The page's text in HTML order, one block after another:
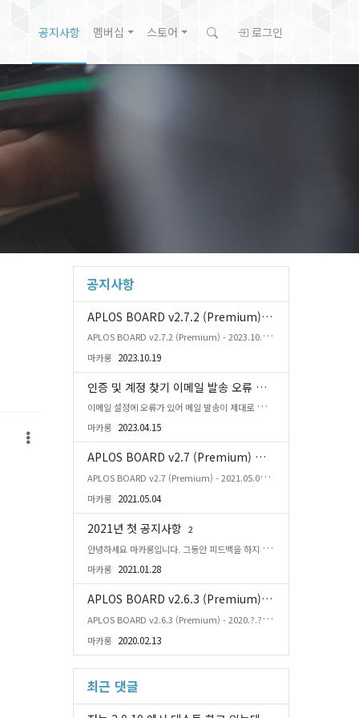
공지사항 멤버십 스토어 로그인
공지사항
APLOS BOARD v2.7.2 (Premium) 업데이트
APLOS BOARD v2.7.2 (Premium) - 2023.10.19
Update Logs ** Rhymix 2와 PHP 8.2에서 테스
트 했습니다. ** A...
마카롱 2023.10.19
인증 및 계정 찾기 이메일 발송 오류 해결
이메일 설정에 오류가 있어 메일 발송이 제대로 되지
않았습니다. 지금은 정상적으로 발송됩니다.
마카롱 2023.04.15
APLOS BOARD v2.7 (Premium) 업데이트
APLOS BOARD v2.7 (Premium) - 2021.05.04 U
pdate Logs ** Rhymix 2와 PHP 8.0에서 테스트
했습니다. ** Add...
마카롱 2021.05.04
2021년 첫 공지사항 2
안녕하세요 마카롱입니다. 그동안 피드백을 하지 못
한 부분에 대해서 죄송하다는 말씀을 드립니다. 202
0년 ...
마카롱 2021.01.28
APLOS BOARD v2.6.3 (Premium) 업데이트 예정사항
APLOS BOARD v2.6.3 (Premium) - 2020.?.? U
pdate Logs Added 새글/수정 상태 아이콘 시간
설정 Fixed - Cha...
마카롱 2020.02.13
최근 댓글